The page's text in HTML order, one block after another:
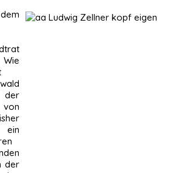
der
ein
der